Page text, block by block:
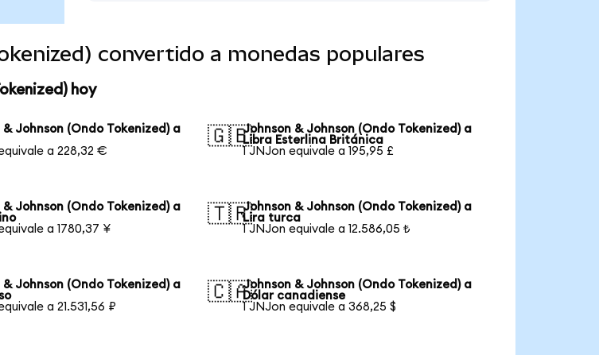
convertido a monedas populares
hoy
& Johnson (Ondo Tokenized) a
a 228,32 €
🇬🇧Johnson & Johnson (Ondo Tokenized) a
Libra Esterlina Británica
1 JNJon equivale a 195,95 £
& Johnson (Ondo Tokenized) a
a 1780,37 ¥
🇹🇷Johnson & Johnson (Ondo Tokenized) a
Lira turca
1 JNJon equivale a 12.586,05 ₺
& Johnson (Ondo Tokenized) a
a 21.531,56 ₽
🇨🇦Johnson & Johnson (Ondo Tokenized) a
Dólar canadiense
1 JNJon equivale a 368,25 $